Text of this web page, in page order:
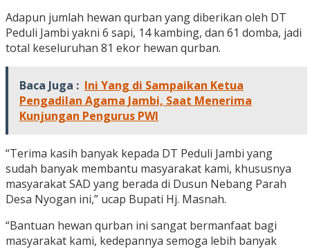
Adapun jumlah hewan qurban yang diberikan oleh DT
Peduli Jambi yakni 6 sapi, 14 kambing, dan 61 domba, jadi
total keseluruhan 81 ekor hewan qurban.
Baca Juga : Ini Yang di Sampaikan Ketua
Pengadilan Agama Jambi, Saat Menerima
Kunjungan Pengurus PWI
“Terima kasih banyak kepada DT Peduli Jambi yang
sudah banyak membantu masyarakat kami, khususnya
masyarakat SAD yang berada di Dusun Nebang Parah
Desa Nyogan ini,” ucap Bupati Hj. Masnah.
“Bantuan hewan qurban ini sangat bermanfaat bagi
masyarakat kami, kedepannya semoga lebih banyak